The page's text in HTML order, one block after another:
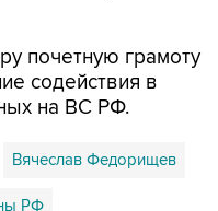
почетную грамоту
содействия в
на ВС РФ.
Вячеслав Федорищев
РФ